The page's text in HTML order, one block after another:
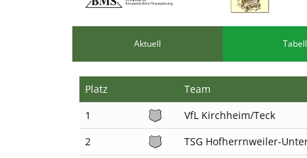
Aktuell
Platz Team
1
VfL Kirchheim/Teck
2
TSG Hofherrnweiler-